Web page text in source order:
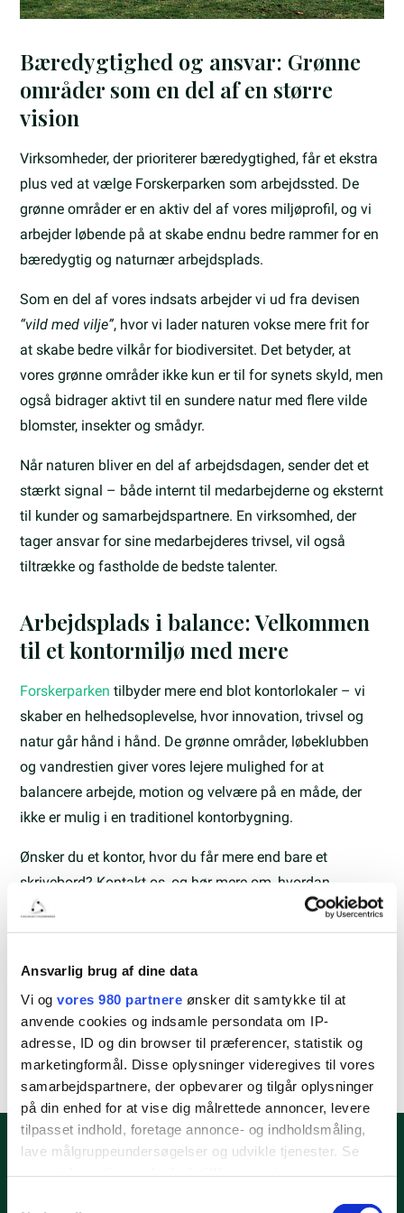
Ansvarlig brug af dine data
Vi og vores 980 partnere ønsker dit samtykke til at
anvende cookies og indsamle persondata om IP-
adresse, ID og din browser til præferencer, statistik og
marketingformål. Disse oplysninger videregives til vores
samarbejdspartnere, der opbevarer og tilgår oplysninger
på din enhed for at vise dig målrettede annoncer, levere
tilpasset indhold, foretage annonce- og indholdsmåling,
lave målgruppeundersøgelser og udvikle tjenester. Se
Bæredygtighed og ansvar: Grønne
områder som en del af en større
vision
Virksomheder, der prioriterer bæredygtighed, får et ekstra
plus ved at vælge Forskerparken som arbejdssted. De
grønne områder er en aktiv del af vores miljøprofil, og vi
arbejder løbende på at skabe endnu bedre rammer for en
bæredygtig og naturnær arbejdsplads.
Som en del af vores indsats arbejder vi ud fra devisen
“vild med vilje”, hvor vi lader naturen vokse mere frit for
at skabe bedre vilkår for biodiversitet. Det betyder, at
vores grønne områder ikke kun er til for synets skyld, men
også bidrager aktivt til en sundere natur med flere vilde
blomster, insekter og smådyr.
Når naturen bliver en del af arbejdsdagen, sender det et
stærkt signal – både internt til medarbejderne og eksternt
til kunder og samarbejdspartnere. En virksomhed, der
tager ansvar for sine medarbejderes trivsel, vil også
tiltrække og fastholde de bedste talenter.
Arbejdsplads i balance: Velkommen
til et kontormiljø med mere
Forskerparken tilbyder mere end blot kontorlokaler – vi
skaber en helhedsoplevelse, hvor innovation, trivsel og
natur går hånd i hånd. De grønne områder, løbeklubben
og vandrestien giver vores lejere mulighed for at
balancere arbejde, motion og velvære på en måde, der
ikke er mulig i en traditionel kontorbygning.
Ønsker du et kontor, hvor du får mere end bare et
skrivebord? Kontakt os, og hør mere om, hvordan
Forskerparken kan blive din næste arbejdsplads.
Del artikel